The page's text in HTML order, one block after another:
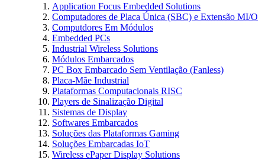
Application Focus Embedded Solutions
Computadores de Placa Única (SBC) e Extensão MI/O
Computdores Em Módulos
Embedded PCs
Industrial Wireless Solutions
Módulos Embarcados
PC Box Embarcado Sem Ventilação (Fanless)
Placa-Mãe Industrial
Plataformas Computacionais RISC
Players de Sinalização Digital
Sistemas de Display
Softwares Embarcados
Soluções das Plataformas Gaming
Soluções Embarcadas IoT
Wireless ePaper Display Solutions